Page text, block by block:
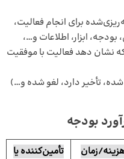
برای انجام فعالیت،
ابزار، اطلاعات و…،
نشان دهد فعالیت با موفقیت
تأخیر دارد، لغو شده و…)
بودجه
زمان
تأمین‌کننده یا